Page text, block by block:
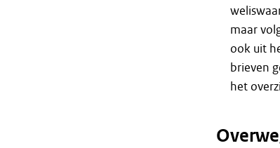
maar
ook uit
brieven
het